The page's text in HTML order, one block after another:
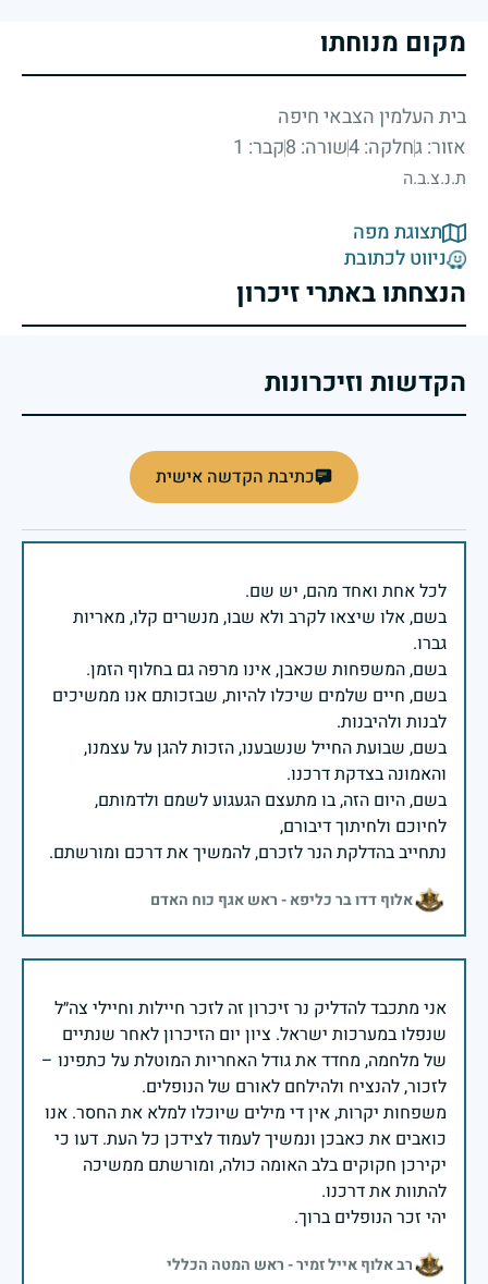
מקום מנוחתו
בית העלמין הצבאי חיפה
אזור: גחלקה: 4 שורה: 8 קבר: 1
ת.נ.צ.ב.ה
תצוגת מפה
ניווט לכתובת
הנצחתו באתרי זיכרון
הקדשות וזיכרונות
כתיבת הקדשה אישית
בשם, אלו שיצאו לקרב ולא שבו, מנשרים קלו, מאריות
בשם, חיים שלמים שיכלו להיות, שבזכותם אנו ממשיכים
בשם, שבועת החייל שנשבענו, הזכות להגן על עצמנו,
בשם, היום הזה, בו מתעצם הגעגוע לשמם ולדמותם,
נתחייב בהדלקת הנר לזכרם, להמשיך את דרכם ומורשתם.
אלוף דדו בר כליפא - ראש אגף כוח האדם
אני מתכבד להדליק נר זיכרון זה לזכר חיילות וחיילי צה״ל
שנפלו במערכות ישראל. ציון יום הזיכרון לאחר שנתיים
של מלחמה, מחדד את גודל האחריות המוטלת על כתפינו –
משפחות יקרות, אין די מילים שיוכלו למלא את החסר. אנו
כואבים את כאבכן ונמשיך לעמוד לצידכן כל העת. דעו כי
יקירכן חקוקים בלב האומה כולה, ומורשתם ממשיכה
יהי זכר הנופלים ברוך.
רב אלוף אייל זמיר - ראש המטה הכללי